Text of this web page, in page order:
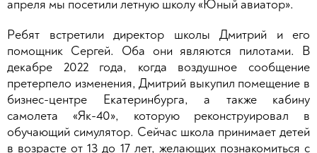
апреля мы посетили летную школу «Юный авиатор».
Ребят встретили директор школы Дмитрий и его
помощник Сергей. Оба они являются пилотами. В
декабре 2022 года, когда воздушное сообщение
претерпело изменения, Дмитрий выкупил помещение в
бизнес-центре Екатеринбурга, а также кабину
самолета «Як-40», которую реконструировал в
обучающий симулятор. Сейчас школа принимает детей
в возрасте от 13 до 17 лет, желающих познакомиться с